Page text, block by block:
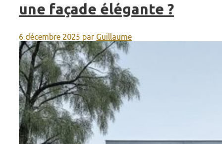
une façade élégante ?
6 décembre 2025 par Guillaume